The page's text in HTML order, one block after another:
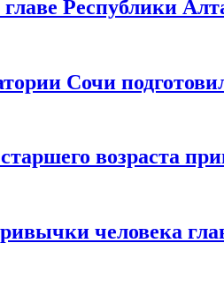
Республики
Сочи
возраста
человека